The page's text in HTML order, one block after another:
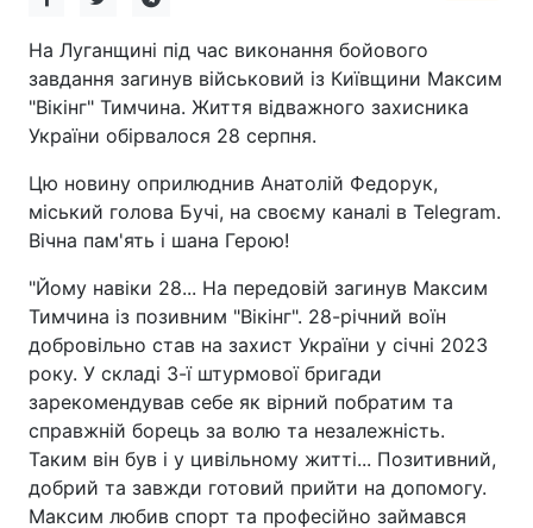
На Луганщині під час виконання бойового
завдання загинув військовий із Київщини Максим
"Вікінг" Тимчина. Життя відважного захисника
України обірвалося 28 серпня.
Цю новину оприлюднив Анатолій Федорук,
міський голова Бучі, на своєму каналі в Telegram.
Вічна пам'ять і шана Герою!
"Йому навіки 28... На передовій загинув Максим
Тимчина із позивним "Вікінг". 28-річний воїн
добровільно став на захист України у січні 2023
року. У складі 3-ї штурмової бригади
зарекомендував себе як вірний побратим та
справжній борець за волю та незалежність.
Таким він був і у цивільному житті... Позитивний,
добрий та завжди готовий прийти на допомогу.
Максим любив спорт та професійно займався